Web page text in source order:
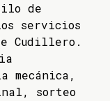
de
servicios
Cudillero.
mecánica,
sorteo